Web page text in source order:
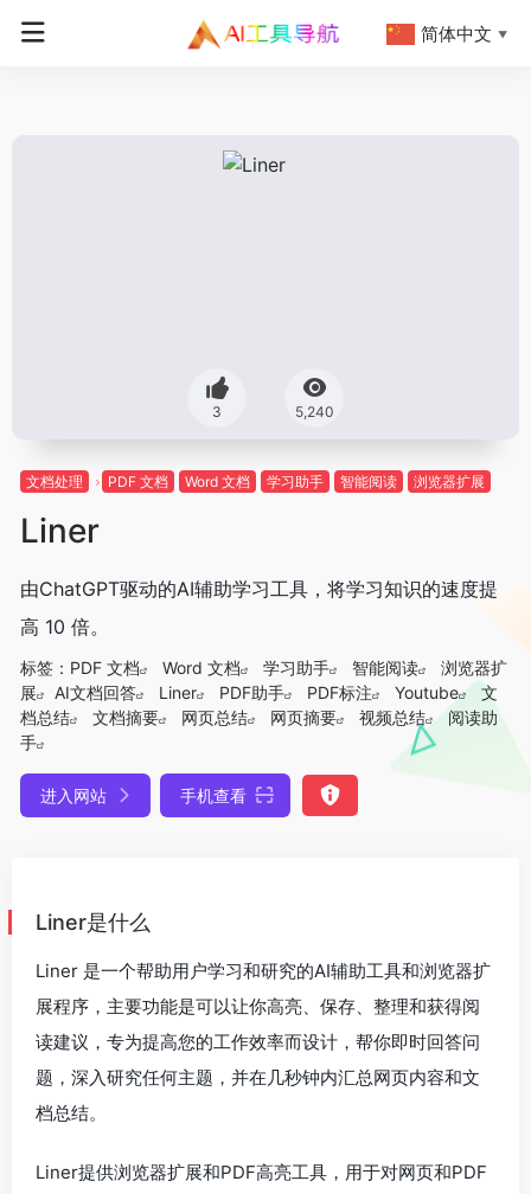
3 5,240
文档处理 PDF 文档 Word 文档 学习助手 智能阅读 浏览器扩展
Liner
由ChatGPT驱动的AI辅助学习工具，将学习知识的速度提
高 10 倍。
标签： PDF 文档 Word 文档 学习助手 智能阅读
浏览器扩
展
AI文档回答 Liner PDF助手 PDF标注 Youtube
文
档总结
文档摘要 网页总结 网页摘要 视频总结
阅读助
手
进入网站 手机查看
Liner是什么
Liner 是一个帮助用户学习和研究的AI辅助工具和浏览器扩
展程序，主要功能是可以让你高亮、保存、整理和获得阅
读建议，专为提高您的工作效率而设计，帮你即时回答问
题，深入研究任何主题，并在几秒钟内汇总网页内容和文
档总结。
Liner提供浏览器扩展和PDF高亮工具，用于对网页和PDF
简体中文 ▼